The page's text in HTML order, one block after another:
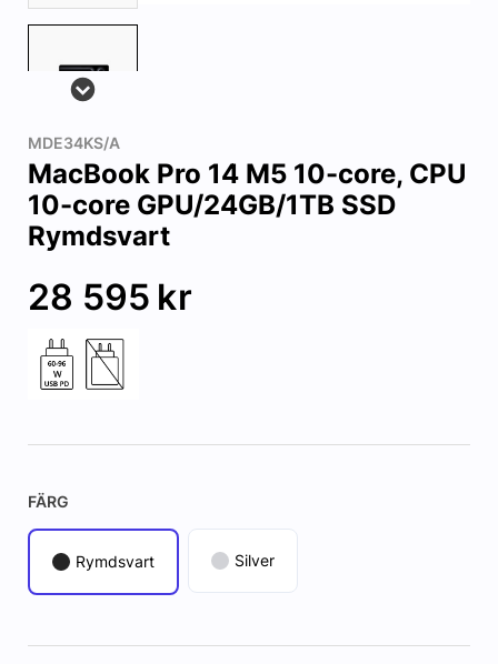
MDE34KS/A
MacBook Pro 14 M5 10-core, CPU
10-core GPU/24GB/1TB SSD
Rymdsvart
28 595 kr
FÄRG
Rymdsvart Silver